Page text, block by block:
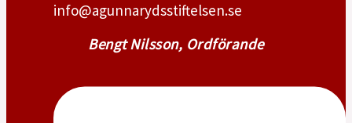
info@agunnarydsstiftelsen.se
Bengt Nilsson, Ordförande